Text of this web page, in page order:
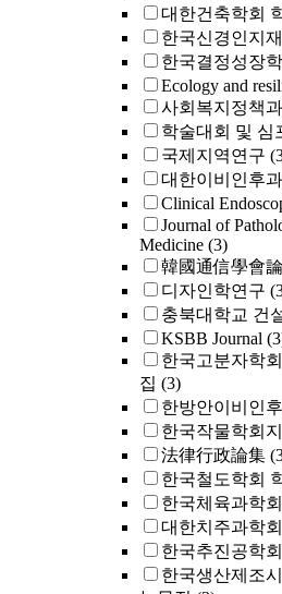
대한건축학회
한국신경인지
한국결정성장학
Ecology and
사회복지정책
학술대회 및 심
국제지역연구
대한이비인후
Clinical
Journal of
Medicine (3)
韓國通信學會
디자인학연구
충북대학교 건
KSBB Journal
한국고분자학
집 (3)
한방안이비인
한국작물학회지
法律行政論集
한국철도학회
한국체육과학회
대한치주과학
한국추진공학
한국생산제조